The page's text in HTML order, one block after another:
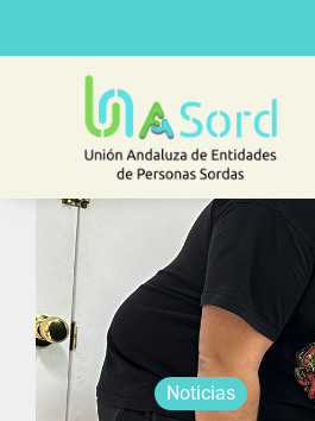
Noticias